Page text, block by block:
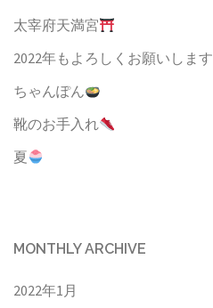
太宰府天満宮
2022年もよろしくお願いします
ちゃんぽん
靴のお手入れ
夏
MONTHLY ARCHIVE
2022年1月